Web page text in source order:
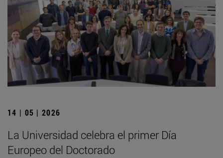
14 | 05 | 2026
La Universidad celebra el primer Día
Europeo del Doctorado